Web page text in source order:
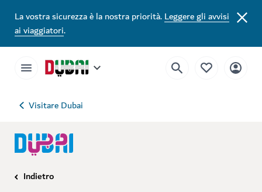
La vostra sicurezza è la nostra priorità.Leggere gli avvisi
ai viaggiatori.
Visitare Dubai
Indietro